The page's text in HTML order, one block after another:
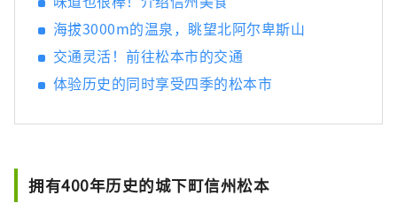
海拔3000m的温泉，眺望北阿尔卑斯山
交通灵活！前往松本市的交通
体验历史的同时享受四季的松本市
拥有400年历史的城下町信州松本